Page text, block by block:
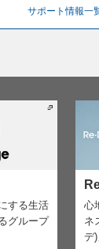
サポート情報一
する生活
グループ
心
ネ
デ)